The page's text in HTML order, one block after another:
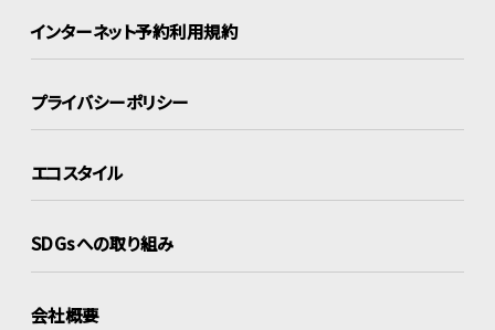
インターネット予約利用規約
プライバシーポリシー
エコスタイル
SDGsへの取り組み
会社概要